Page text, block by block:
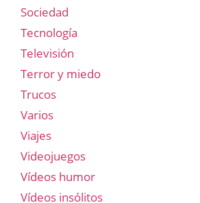
Sociedad
Tecnología
Televisión
Terror y miedo
Trucos
Varios
Viajes
Videojuegos
Vídeos humor
Vídeos insólitos